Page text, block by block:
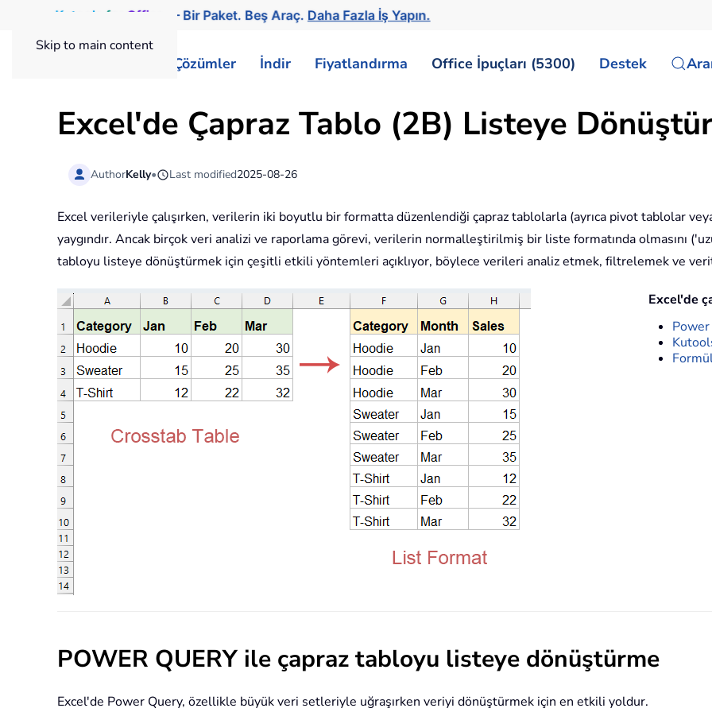
Skip to main content
Kutools for Office — Bir Paket. Beş Araç.Daha Fazla İş Yapın.
Çözümler İndir Fiyatlandırma Office İpuçları (5300) Destek
Excel'de Çapraz Tablo (2B) Listeye
AuthorKelly• Last modified2025-08-26
Excel verileriyle çalışırken, verilerin iki boyutlu bir formatta düzenlendiği çapraz tablolarla (ayrıca pivot tablolar
yaygındır. Ancak birçok veri analizi ve raporlama görevi, verilerin normalleştirilmiş bir liste formatında olmasını
tabloyu listeye dönüştürmek için çeşitli etkili yöntemleri açıklıyor, böylece verileri analiz etmek, filtrelemek ve
Excel'de
POWER QUERY ile çapraz tabloyu listeye dönüştürme
Excel'de Power Query, özellikle büyük veri setleriyle uğraşırken veriyi dönüştürmek için en etkili yoldur.